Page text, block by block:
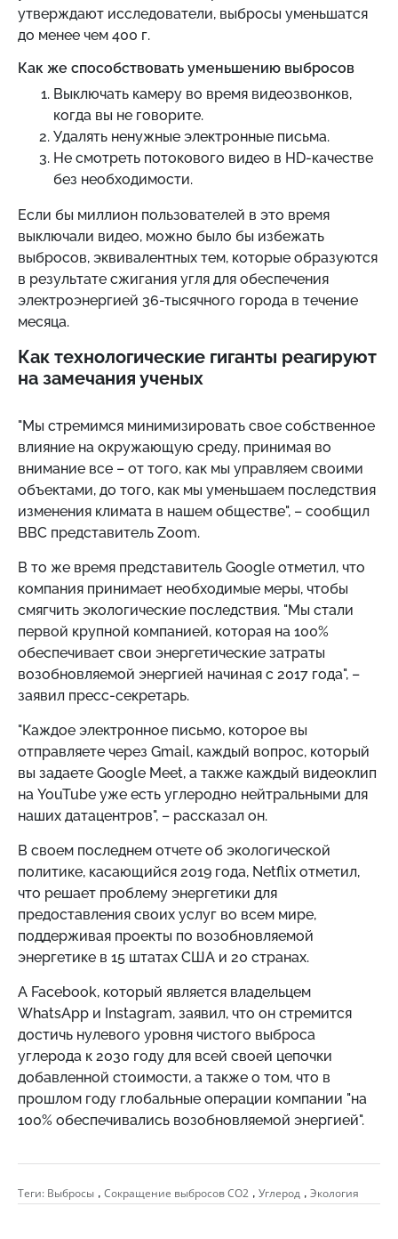
утверждают исследователи, выбросы уменьшатся
до менее чем 400 г.
Как же способствовать уменьшению выбросов
Выключать камеру во время видеозвонков,
когда вы не говорите.
Удалять ненужные электронные письма.
Не смотреть потокового видео в HD-качестве
без необходимости.
Если бы миллион пользователей в это время
выключали видео, можно было бы избежать
выбросов, эквивалентных тем, которые образуются
в результате сжигания угля для обеспечения
электроэнергией 36-тысячного города в течение
месяца.
Как технологические гиганты реагируют
на замечания ученых
"Мы стремимся минимизировать свое собственное
влияние на окружающую среду, принимая во
внимание все – от того, как мы управляем своими
объектами, до того, как мы уменьшаем последствия
изменения климата в нашем обществе", – сообщил
BBC представитель Zoom.
В то же время представитель Google отметил, что
компания принимает необходимые меры, чтобы
смягчить экологические последствия. "Мы стали
первой крупной компанией, которая на 100%
обеспечивает свои энергетические затраты
возобновляемой энергией начиная с 2017 года", –
заявил пресс-секретарь.
"Каждое электронное письмо, которое вы
отправляете через Gmail, каждый вопрос, который
вы задаете Google Meet, а также каждый видеоклип
на YouTube уже есть углеродно нейтральными для
наших датацентров", – рассказал он.
В своем последнем отчете об экологической
политике, касающийся 2019 года, Netflix отметил,
что решает проблему энергетики для
предоставления своих услуг во всем мире,
поддерживая проекты по возобновляемой
энергетике в 15 штатах США и 20 странах.
А Facebook, который является владельцем
WhatsApp и Instagram, заявил, что он стремится
достичь нулевого уровня чистого выброса
углерода к 2030 году для всей своей цепочки
добавленной стоимости, а также о том, что в
прошлом году глобальные операции компании "на
100% обеспечивались возобновляемой энергией".
Теги: Выбросы , Сокращение выбросов CO2 , Углерод , Экология